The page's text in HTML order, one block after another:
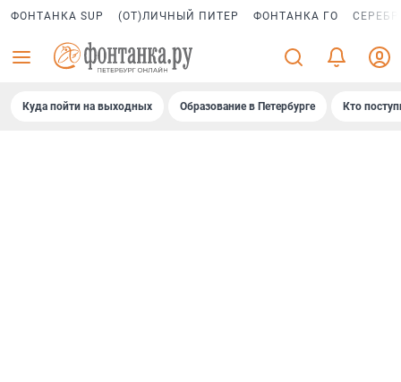
ФОНТАНКА SUP (ОТ)ЛИЧНЫЙ ПИТЕР ФОНТАНКА ГО
Куда пойти на выходных Образование в Петербурге Кто